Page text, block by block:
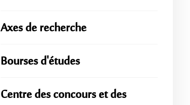
Axes de recherche
Bourses d'études
Centre des concours et des